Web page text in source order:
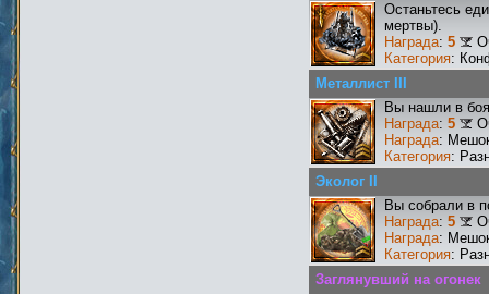
Останьтесь
мертвы).
Награда: 5
Категория:
Металлист III
Вы нашли в
Награда: 5
Награда:
Категория:
Эколог II
Вы собрали в
Награда: 5
Награда:
Категория:
Заглянувший на огонек